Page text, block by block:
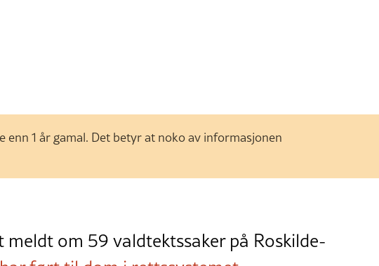
enn 1 år gamal. Det betyr at noko av informasjonen
meldt om 59 valdtektssaker på Roskilde-